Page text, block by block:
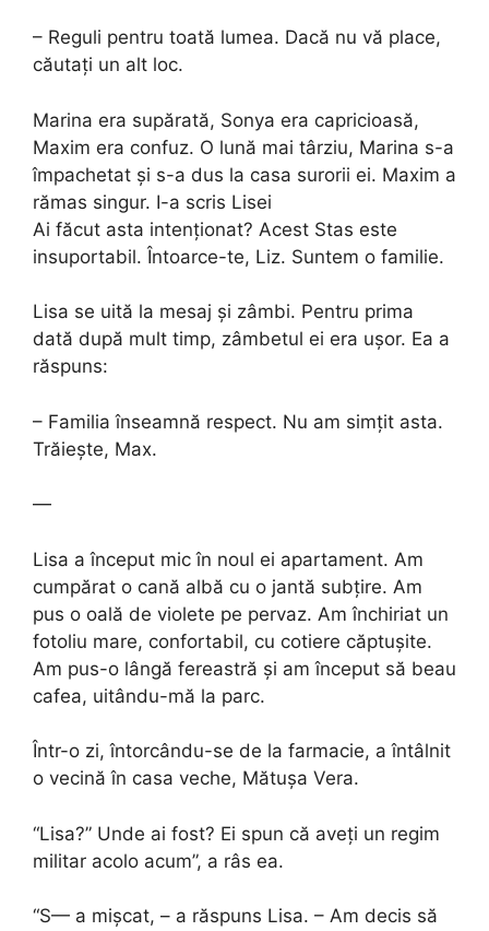
– Reguli pentru toată lumea. Dacă nu vă place,
căutați un alt loc.
Marina era supărată, Sonya era capricioasă,
Maxim era confuz. O lună mai târziu, Marina s-a
împachetat și s-a dus la casa surorii ei. Maxim a
rămas singur. I-a scris Lisei
Ai făcut asta intenționat? Acest Stas este
insuportabil. Întoarce-te, Liz. Suntem o familie.
Lisa se uită la mesaj și zâmbi. Pentru prima
dată după mult timp, zâmbetul ei era ușor. Ea a
răspuns:
– Familia înseamnă respect. Nu am simțit asta.
Trăiește, Max.
—
Lisa a început mic în noul ei apartament. Am
cumpărat o cană albă cu o jantă subțire. Am
pus o oală de violete pe pervaz. Am închiriat un
fotoliu mare, confortabil, cu cotiere căptușite.
Am pus-o lângă fereastră și am început să beau
cafea, uitându-mă la parc.
Într-o zi, întorcându-se de la farmacie, a întâlnit
o vecină în casa veche, Mătușa Vera.
“Lisa?” Unde ai fost? Ei spun că aveți un regim
militar acolo acum”, a râs ea.
“S— a mișcat, – a răspuns Lisa. – Am decis să